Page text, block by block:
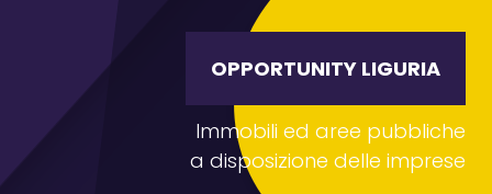
OPPORTUNITY LIGURIA
Immobili ed aree pubbliche
a disposizione delle imprese